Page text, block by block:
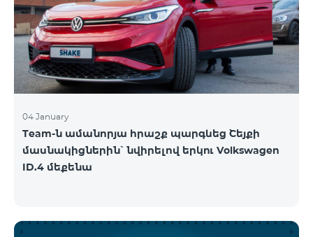
04 January
Team-ն ամանորյա հրաշք պարգևեց Շեյքի
մասնակիցներին՝ նվիրելով երկու Volkswagen
ID.4 մեքենա